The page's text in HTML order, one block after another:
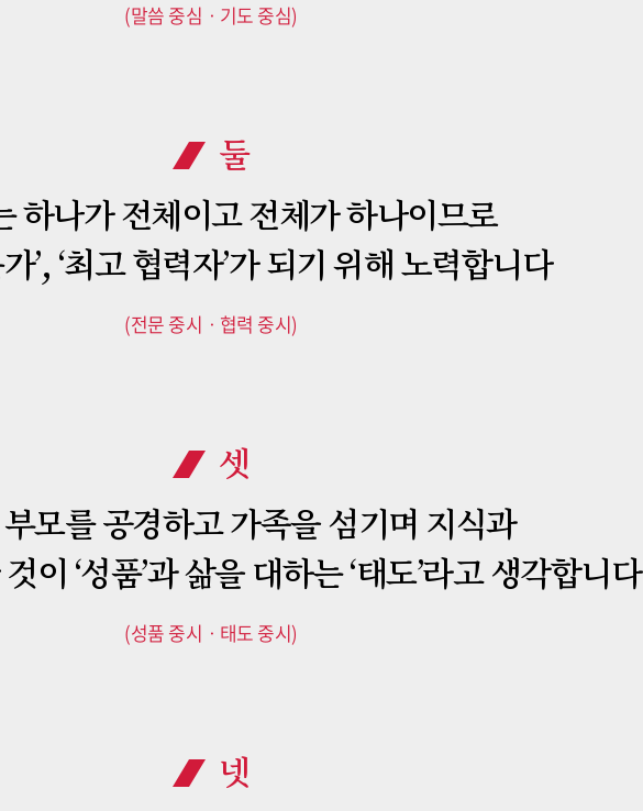
(말씀 중심ㆍ기도 중심)
둘
하나가 전체이고 전체가 하나이므로
’, ‘최고 협력자’가 되기 위해 노력합니다
(전문 중시ㆍ협력 중시)
셋
모를 공경하고 가족을 섬기며 지식과
이 ‘성품’과 삶을 대하는 ‘태도’라고 생각합니다
(성품 중시ㆍ태도 중시)
넷